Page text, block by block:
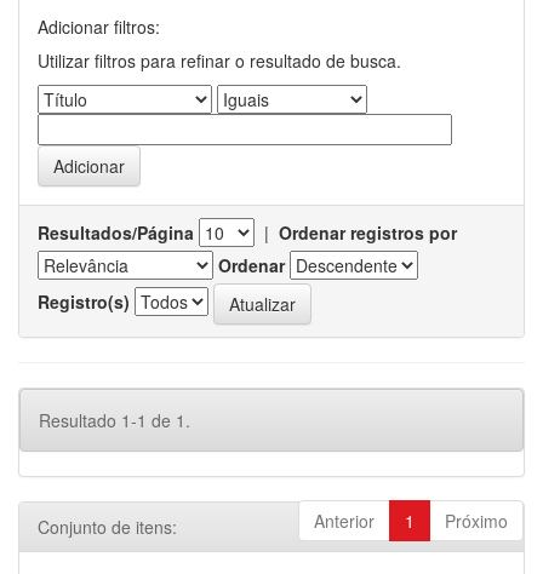
Adicionar filtros:
Utilizar filtros para refinar o resultado de busca.
Resultados/Página | Ordenar registros por
Ordenar
Registro(s)
Resultado 1-1 de 1.
Anterior 1 Próximo
Conjunto de itens: